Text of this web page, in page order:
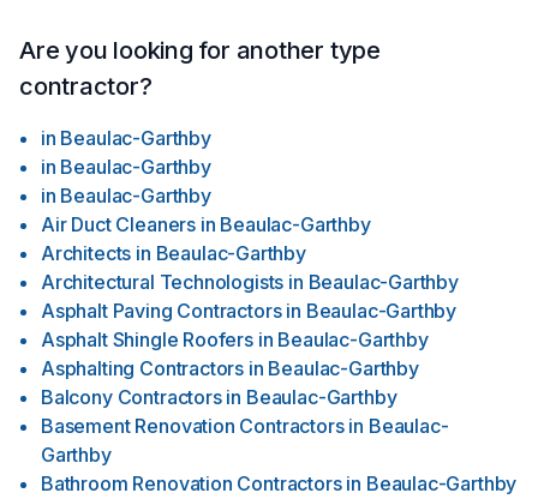
Are you looking for another type
contractor?
in Beaulac-Garthby
in Beaulac-Garthby
in Beaulac-Garthby
Air Duct Cleaners in Beaulac-Garthby
Architects in Beaulac-Garthby
Architectural Technologists in Beaulac-Garthby
Asphalt Paving Contractors in Beaulac-Garthby
Asphalt Shingle Roofers in Beaulac-Garthby
Asphalting Contractors in Beaulac-Garthby
Balcony Contractors in Beaulac-Garthby
Basement Renovation Contractors in Beaulac-
Garthby
Bathroom Renovation Contractors in Beaulac-Garthby